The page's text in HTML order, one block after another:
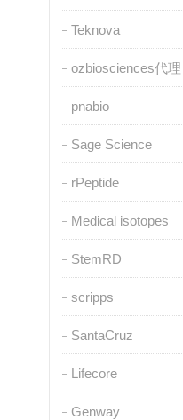
Teknova
ozbiosciences代理
pnabio
Sage Science
rPeptide
Medical isotopes
StemRD
scripps
SantaCruz
Lifecore
Genway